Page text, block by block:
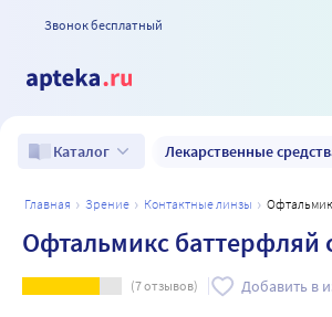
Звонок бесплатный
Каталог Лекарственные
главная зрение контактные линзы
Офтальмикс
(7отзывов) Добавить в